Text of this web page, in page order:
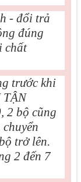
- đổi trả
đúng
chất
trước khi
TẬN
2 bộ cũng
trở lên.
2 đến 7